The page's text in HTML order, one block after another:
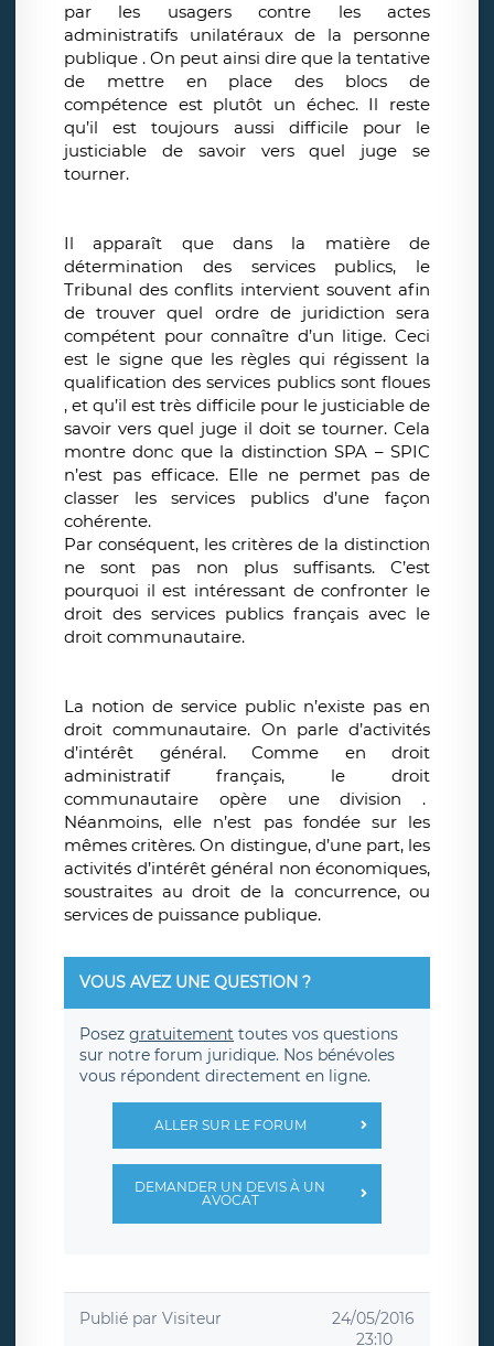
par les usagers contre les actes
administratifs unilatéraux de la personne
publique . On peut ainsi dire que la tentative
de mettre en place des blocs de
compétence est plutôt un échec. Il reste
qu’il est toujours aussi difficile pour le
justiciable de savoir vers quel juge se
tourner.
Il apparaît que dans la matière de
détermination des services publics, le
Tribunal des conflits intervient souvent afin
de trouver quel ordre de juridiction sera
compétent pour connaître d’un litige. Ceci
est le signe que les règles qui régissent la
qualification des services publics sont floues
, et qu’il est très difficile pour le justiciable de
savoir vers quel juge il doit se tourner. Cela
montre donc que la distinction SPA – SPIC
n’est pas efficace. Elle ne permet pas de
classer les services publics d’une façon
cohérente.
Par conséquent, les critères de la distinction
ne sont pas non plus suffisants. C’est
pourquoi il est intéressant de confronter le
droit des services publics français avec le
droit communautaire.
La notion de service public n’existe pas en
droit communautaire. On parle d’activités
d’intérêt général. Comme en droit
administratif français, le droit
communautaire opère une division .
Néanmoins, elle n’est pas fondée sur les
mêmes critères. On distingue, d’une part, les
activités d’intérêt général non économiques,
soustraites au droit de la concurrence, ou
services de puissance publique.
VOUS AVEZ UNE QUESTION ?
Posez gratuitement toutes vos questions
sur notre forum juridique. Nos bénévoles
vous répondent directement en ligne.
ALLER SUR LE FORUM
DEMANDER UN DEVIS À UN
AVOCAT
Publié par Visiteur
24/05/2016
23:10